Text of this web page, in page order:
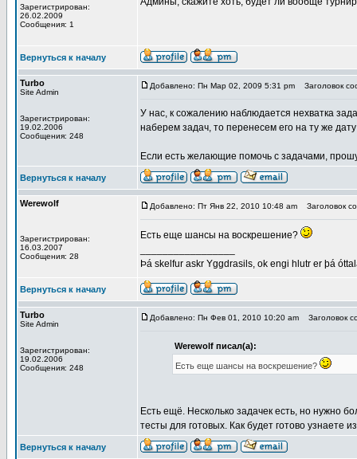
Зарегистрирован:
26.02.2009
Сообщения: 1
Вернуться к началу
Turbo
Site Admin
Зарегистрирован:
19.02.2006
Сообщения: 248
Добавлено: Пн Мар 02, 2009 5:31 pm Заголовок
У нас, к сожалению наблюдается нехватка
наберем задач, то перенесем его на ту же дату
Если есть желающие помочь с задачами,
Вернуться к началу
Werewolf
Зарегистрирован:
16.03.2007
Сообщения: 28
Добавлено: Пт Янв 22, 2010 10:48 am Заголовок
Есть еще шансы на воскрешение?
Þá skelfur askr Yggdrasils, ok engi hlutr er þá
Вернуться к началу
Turbo
Site Admin
Зарегистрирован:
19.02.2006
Сообщения: 248
Добавлено: Пн Фев 01, 2010 10:20 am Заголовок
Werewolf писал(а):
Есть еще шансы на воскрешение?
Есть ещё. Несколько задачек есть, но нужно
тесты для готовых. Как будет готово узнаете
Вернуться к началу